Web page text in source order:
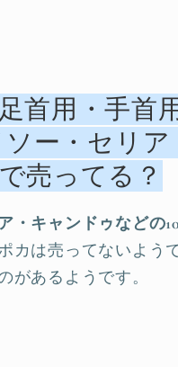
首用・手首
ソー・セリア
売ってる？
・キャンドゥなどの
カは売ってないよう
があるようです。